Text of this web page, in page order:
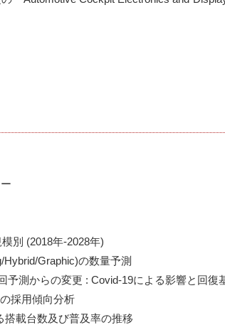
模別 (2018年-2028年)
Hybrid/Graphic)の数量予測
予測からの変更 : Covid-19による影響と回復
の採用傾向分析
搭載台数及び普及率の推移